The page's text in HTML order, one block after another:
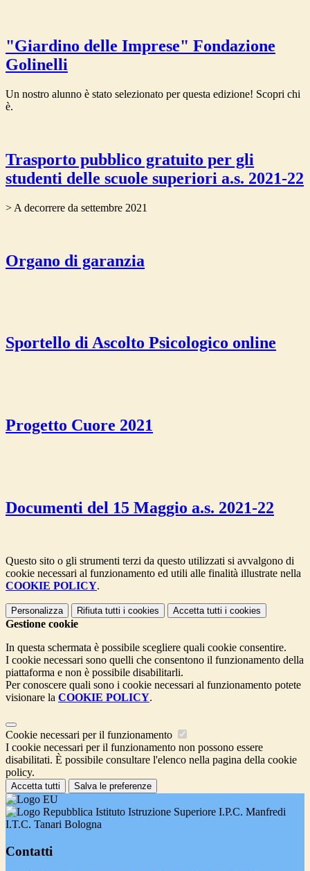
"Giardino delle Imprese" Fondazione
Golinelli
Un nostro alunno è stato selezionato per questa edizione! Scopri chi
è.
Trasporto pubblico gratuito per gli
studenti delle scuole superiori a.s. 2021-22
> A decorrere da settembre 2021
Organo di garanzia
Sportello di Ascolto Psicologico online
Progetto Cuore 2021
Documenti del 15 Maggio a.s. 2021-22
Questo sito o gli strumenti terzi da questo utilizzati si avvalgono di
cookie necessari al funzionamento ed utili alle finalità illustrate nella
COOKIE POLICY.
Personalizza Rifiuta tutti i cookies Accetta tutti i cookies
Gestione cookie
In questa schermata è possibile scegliere quali cookie consentire.
I cookie necessari sono quelli che consentono il funzionamento della
piattaforma e non è possibile disabilitarli.
Per conoscere quali sono i cookie necessari al funzionamento potete
visionare la COOKIE POLICY.
Cookie necessari per il funzionamento
I cookie necessari per il funzionamento non possono essere
disabilitati. È possibile consultare l'elenco nella pagina della cookie
policy.
Accetta tutti Salva le preferenze
Istituto Istruzione Superiore I.P.C. Manfredi
I.T.C. Tanari Bologna
Contatti